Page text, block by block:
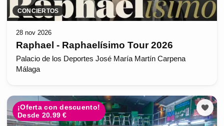
CONCIERTOS
28 nov 2026
Raphael - Raphaelísimo Tour 2026
Palacio de los Deportes José María Martín Carpena
Málaga
¡Oferta con descuento!
Desde 20.99 €